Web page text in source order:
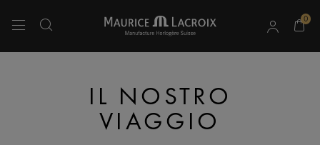
0
IL NOSTRO
VIAGGIO